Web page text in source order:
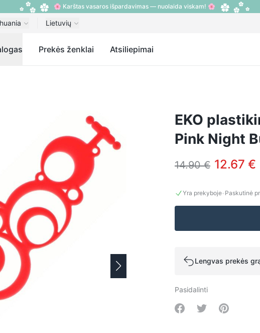
🌸 Karštas vasaros išpardavimas — nuolaida viskam! 🌸
Lietuvių
Prekės ženklai Atsiliepimai
EKO
Pink Night
14.90 € 12.67 €
Yra prekyboje· Paskutinė
Lengvas prekės
Pasidalinti
Share on Facebook
Share on Twitter
Share on